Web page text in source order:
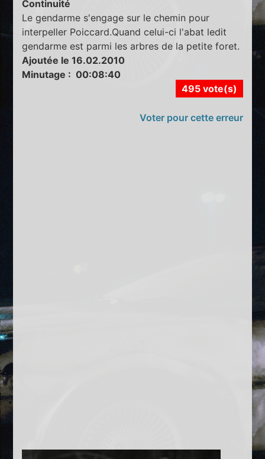
Continuité
Le gendarme s'engage sur le chemin pour
interpeller Poiccard.Quand celui-ci l'abat ledit
gendarme est parmi les arbres de la petite foret.
Ajoutée le 16.02.2010
Minutage : 00:08:40
495 vote(s)
Voter pour cette erreur